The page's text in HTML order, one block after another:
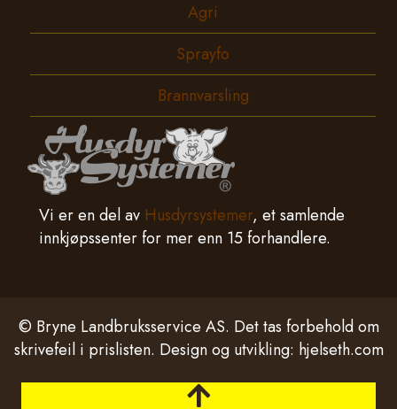
Agri
Sprayfo
Brannvarsling
Vi er en del av Husdyrsystemer, et samlende
innkjøpssenter for mer enn 15 forhandlere.
© Bryne Landbruksservice AS. Det tas forbehold om
skrivefeil i prislisten. Design og utvikling: hjelseth.com
Tilbake til toppen